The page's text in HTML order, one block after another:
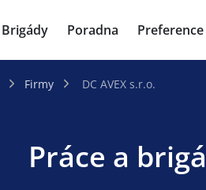
Brigády Poradna Preference
Firmy DC AVEX s.r.o.
Práce a